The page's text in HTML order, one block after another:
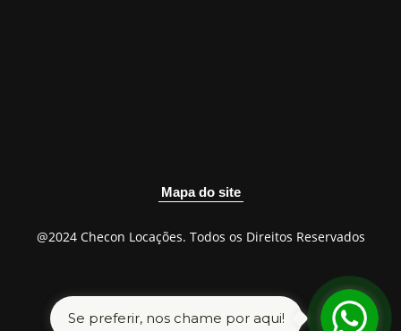
Mapa do site
@2024 Checon Locações. Todos os Direitos Reservados
Se preferir, nos chame por aqui!